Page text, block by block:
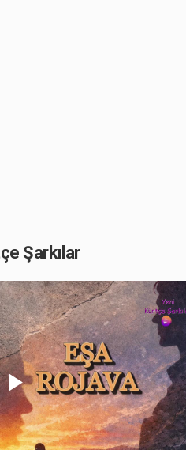
Şarkılar
Play